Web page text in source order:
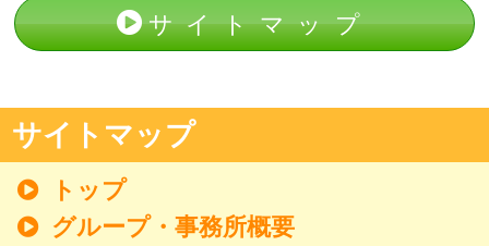
サイトマップ
サイトマップ
トップ
グループ・事務所概要